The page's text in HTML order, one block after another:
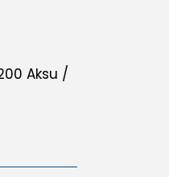
Aksu /